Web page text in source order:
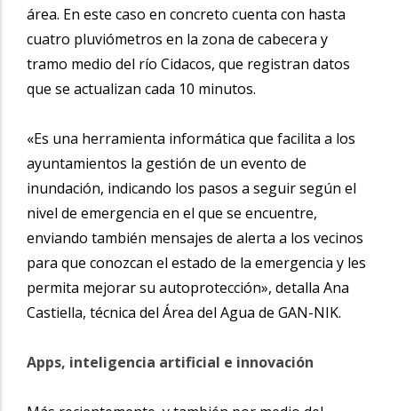
área. En este caso en concreto cuenta con hasta
cuatro pluviómetros en la zona de cabecera y
tramo medio del río Cidacos, que registran datos
que se actualizan cada 10 minutos.
«Es una herramienta informática que facilita a los
ayuntamientos la gestión de un evento de
inundación, indicando los pasos a seguir según el
nivel de emergencia en el que se encuentre,
enviando también mensajes de alerta a los vecinos
para que conozcan el estado de la emergencia y les
permita mejorar su autoprotección», detalla Ana
Castiella, técnica del Área del Agua de GAN-NIK.
Apps, inteligencia artificial e innovación